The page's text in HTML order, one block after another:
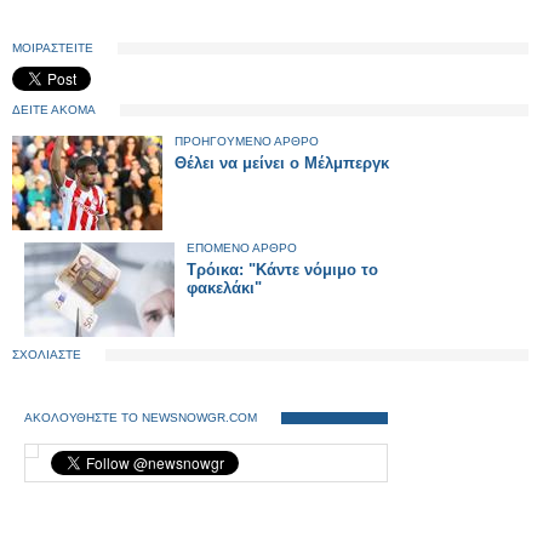
ΜΟΙΡΑΣΤΕΙΤΕ
ΔΕΙΤΕ ΑΚΟΜΑ
ΠΡΟΗΓΟΥΜΕΝΟ ΑΡΘΡΟ
Θέλει να μείνει ο Μέλμπεργκ
ΕΠΟΜΕΝΟ ΑΡΘΡΟ
Τρόικα: "Κάντε νόμιμο το
φακελάκι"
ΣΧΟΛΙΑΣΤΕ
ΑΚΟΛΟΥΘΗΣΤΕ ΤΟ NEWSNOWGR.COM